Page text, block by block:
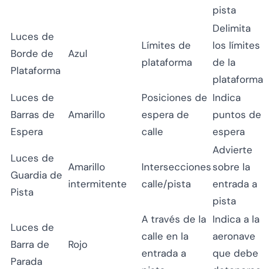
pista
Luces de
Borde de
Plataforma
Azul
Límites de
plataforma
Delimita
los límites
de la
plataforma
Luces de
Barras de
Espera
Amarillo
Posiciones de
espera de
calle
Indica
puntos de
espera
Luces de
Guardia de
Pista
Amarillo
intermitente
Intersecciones
calle/pista
Advierte
sobre la
entrada a
pista
Luces de
Barra de
Parada
Rojo
A través de la
calle en la
entrada a
Indica a la
aeronave
que debe